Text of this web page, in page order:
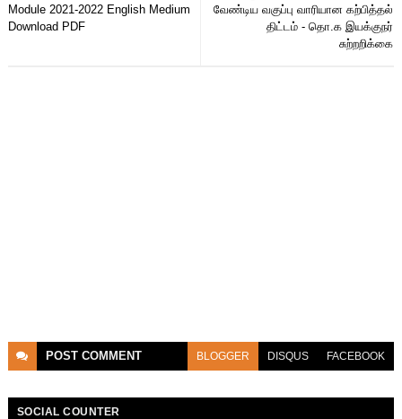
வேண்டிய வகுப்பு வாரியான கற்பித்தல்
திட்டம் - தொ.க இயக்குநர்
சுற்றறிக்கை
Module 2021-2022 English Medium
Download PDF
POST COMMENT BLOGGER DISQUS FACEBOOK
SOCIAL COUNTER